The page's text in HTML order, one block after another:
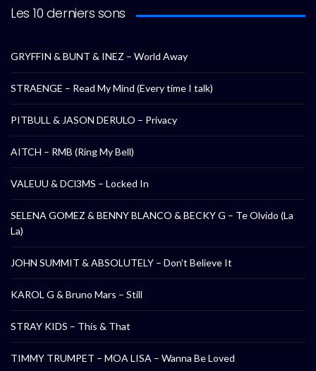
Les 10 derniers sons
GRYFFIN & BUNT & INEZ – World Away
STRAENGE – Read My Mind (Every time I talk)
PITBULL & JASON DERULO – Privacy
AITCH – RMB (Ring My Bell)
VALEUU & DCl3MS – Locked In
SELENA GOMEZ & BENNY BLANCO & BECKY G – Te Olvido (La
La)
JOHN SUMMIT & ABSOLUTELY – Don’t Believe It
KAROL G & Bruno Mars – Still
STRAY KIDS – This & That
TIMMY TRUMPET – MOA LISA – Wanna Be Loved